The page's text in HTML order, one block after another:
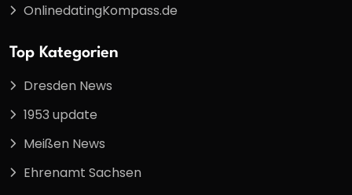
OnlinedatingKompass.de
Top Kategorien
Dresden News
1953 update
Meißen News
Ehrenamt Sachsen